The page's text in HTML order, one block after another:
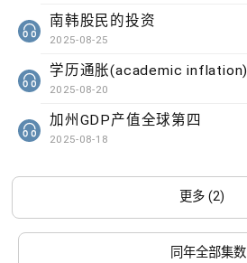
南韩股民的投资
2025-08-25
学历通胀(academic inflation)
2025-08-20
加州GDP产值全球第四
2025-08-18
更多 (2)
同年全部集数